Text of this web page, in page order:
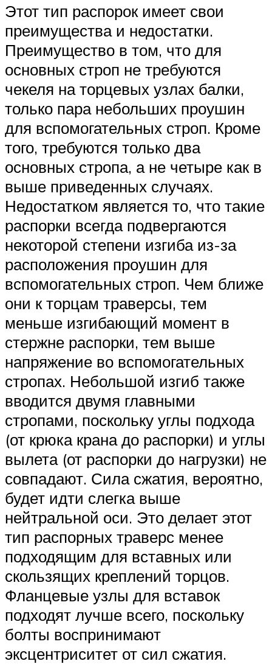
Этот тип распорок имеет свои
преимущества и недостатки.
Преимущество в том, что для
основных строп не требуются
чекеля на торцевых узлах балки,
только пара небольших проушин
для вспомогательных строп. Кроме
того, требуются только два
основных стропа, а не четыре как в
выше приведенных случаях.
Недостатком является то, что такие
распорки всегда подвергаются
некоторой степени изгиба из-за
расположения проушин для
вспомогательных строп. Чем ближе
они к торцам траверсы, тем
меньше изгибающий момент в
стержне распорки, тем выше
напряжение во вспомогательных
стропах. Небольшой изгиб также
вводится двумя главными
стропами, поскольку углы подхода
(от крюка крана до распорки) и углы
вылета (от распорки до нагрузки) не
совпадают. Сила сжатия, вероятно,
будет идти слегка выше
нейтральной оси. Это делает этот
тип распорных траверс менее
подходящим для вставных или
скользящих креплений торцов.
Фланцевые узлы для вставок
подходят лучше всего, поскольку
болты воспринимают
эксцентриситет от сил сжатия.